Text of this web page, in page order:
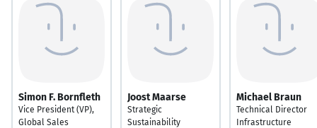
Simon F. Bornfleth
Vice President (VP),
Global Sales
Joost Maarse
Strategic
Sustainability
Michael Braun
Technical Director
Infrastructure